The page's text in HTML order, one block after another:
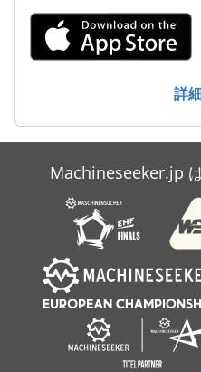
詳
Machineseeker.jp